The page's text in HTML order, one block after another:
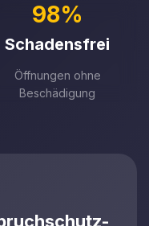
98%
Schadensfrei
Öffnungen ohne
Beschädigung